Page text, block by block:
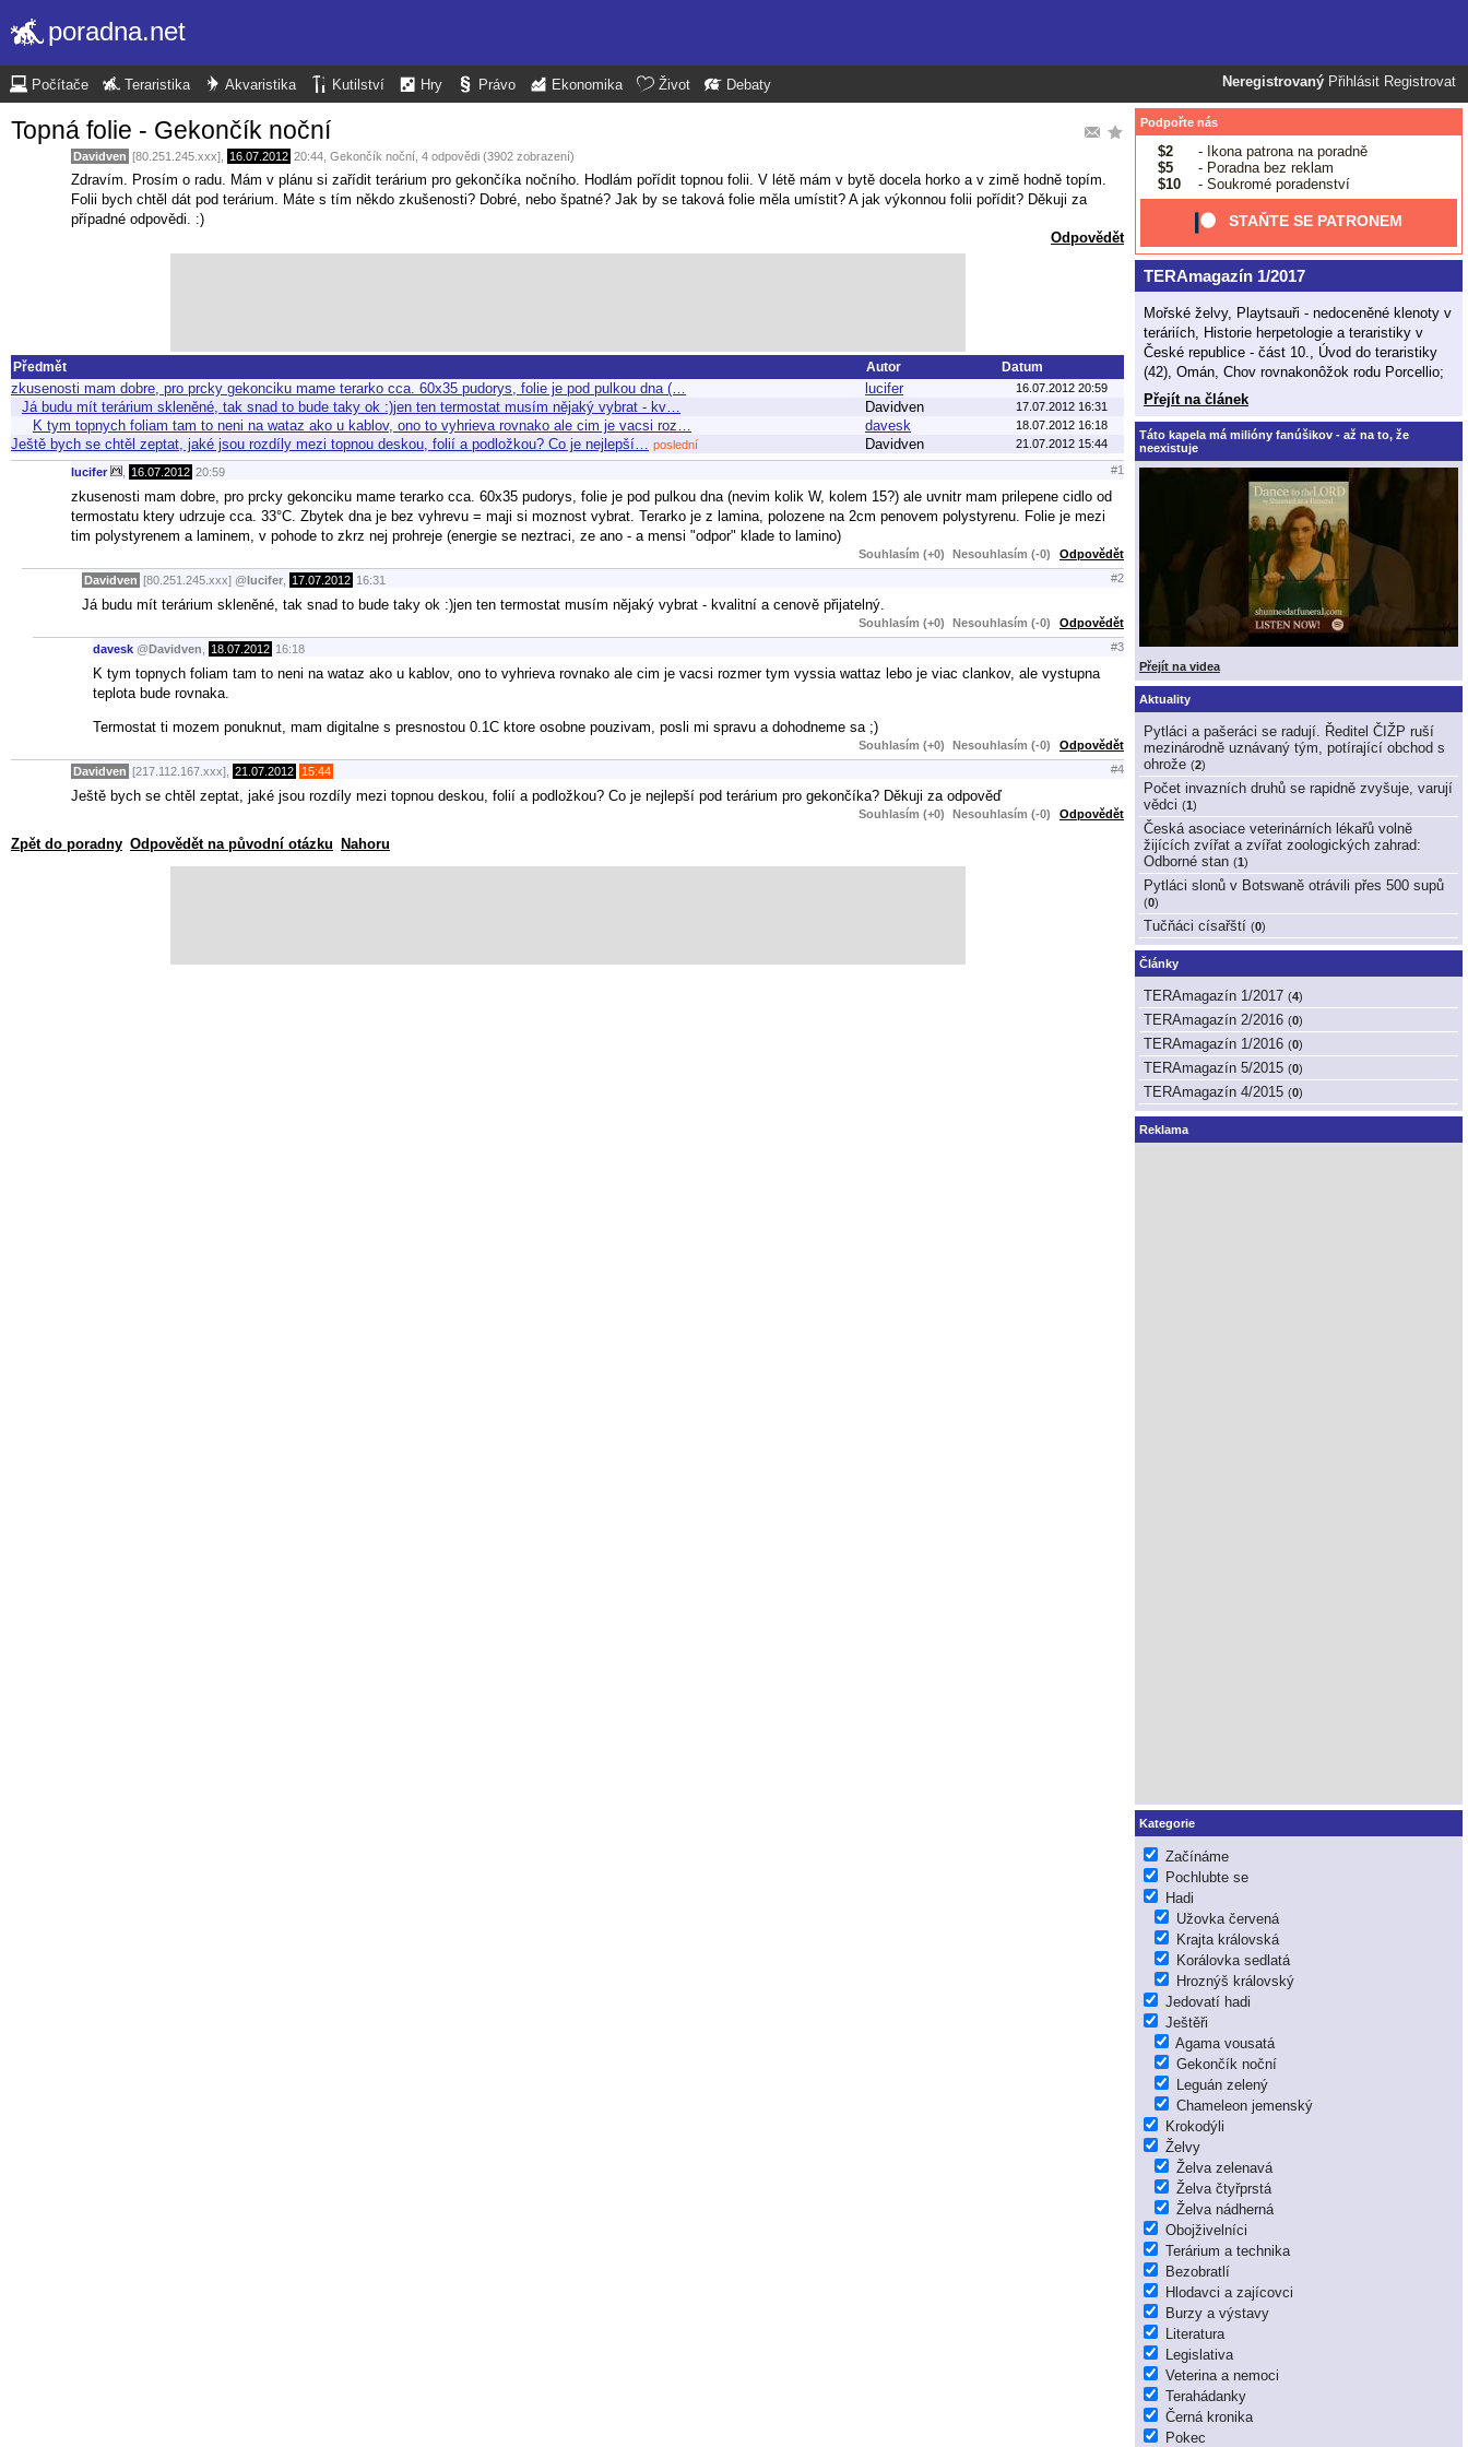
poradna.net
Neregistrovaný Přihlásit Registrovat
Počítače Teraristika Akvaristika Kutilství Hry Právo Ekonomika Život Debaty
Topná folie - Gekončík noční
Davidven [80.251.245.xxx], 16.07.2012 20:44 Gekončík noční , 4 odpovědi (3902 zobrazení)
Zdravím. Prosím o radu. Mám v plánu si zařídit terárium pro gekončíka nočního. Hodlám pořídit topnou folii. V létě mám v bytě docela horko a v zimě hodně topím.
Folii bych chtěl dát pod terárium. Máte s tím někdo zkušenosti? Dobré, nebo špatné? Jak by se taková folie měla umístit? A jak výkonnou folii pořídit? Děkuji za
případné odpovědi. :)
Odpovědět
Předmět Autor Datum
zkusenosti mam dobre, pro prcky gekonciku mame terarko cca. 60x35 pudorys, folie je pod pulkou dna (… lucifer 16.07.2012 20:59
Já budu mít terárium skleněné, tak snad to bude taky ok :)jen ten termostat musím nějaký vybrat - kv… Davidven 17.07.2012 16:31
K tym topnych foliam tam to neni na wataz ako u kablov, ono to vyhrieva rovnako ale cim je vacsi roz… davesk 18.07.2012 16:18
Ještě bych se chtěl zeptat, jaké jsou rozdíly mezi topnou deskou, folií a podložkou? Co je nejlepší… poslední Davidven 21.07.2012 15:44
lucifer 16.07.2012 20:59 #1
zkusenosti mam dobre, pro prcky gekonciku mame terarko cca. 60x35 pudorys, folie je pod pulkou dna (nevim kolik W, kolem 15?) ale uvnitr mam prilepene cidlo od
termostatu ktery udrzuje cca. 33°C. Zbytek dna je bez vyhrevu = maji si moznost vybrat. Terarko je z lamina, polozene na 2cm penovem polystyrenu. Folie je mezi
tim polystyrenem a laminem, v pohode to zkrz nej prohreje (energie se neztraci, ze ano - a mensi "odpor" klade to lamino)
Souhlasím (+0) Nesouhlasím (-0) Odpovědět
Davidven [80.251.245.xxx] @lucifer 17.07.2012 16:31 #2
Já budu mít terárium skleněné, tak snad to bude taky ok :)jen ten termostat musím nějaký vybrat - kvalitní a cenově přijatelný.
Souhlasím (+0) Nesouhlasím (-0) Odpovědět
davesk @Davidven 18.07.2012 16:18 #3
K tym topnych foliam tam to neni na wataz ako u kablov, ono to vyhrieva rovnako ale cim je vacsi rozmer tym vyssia wattaz lebo je viac clankov, ale vystupna
teplota bude rovnaka.
Termostat ti mozem ponuknut, mam digitalne s presnostou 0.1C ktore osobne pouzivam, posli mi spravu a dohodneme sa ;)
Souhlasím (+0) Nesouhlasím (-0) Odpovědět
Davidven [217.112.167.xxx], 21.07.2012 15:44 #4
Ještě bych se chtěl zeptat, jaké jsou rozdíly mezi topnou deskou, folií a podložkou? Co je nejlepší pod terárium pro gekončíka? Děkuji za odpověď
Souhlasím (+0) Nesouhlasím (-0) Odpovědět
Zpět do poradny Odpovědět na původní otázku Nahoru
Podpořte nás
$2
- Ikona patrona na poradně
$5
- Poradna bez reklam
$10
- Soukromé poradenství
STAŇTE SE PATRONEM
TERAmagazín 1/2017
Mořské želvy, Playtsauři - nedoceněné klenoty v
teráriích, Historie herpetologie a teraristiky v
České republice - část 10., Úvod do teraristiky
(42), Omán, Chov rovnakonôžok rodu Porcellio;
Přejít na článek
Táto kapela má milióny fanúšikov - až na to, že
neexistuje
Přejít na videa
Aktuality
Pytláci a pašeráci se radují. Ředitel ČIŽP ruší
mezinárodně uznávaný tým, potírající obchod s
ohrože (2)
Počet invazních druhů se rapidně zvyšuje, varují
vědci (1)
Česká asociace veterinárních lékařů volně
žijících zvířat a zvířat zoologických zahrad:
Odborné stan (1)
Pytláci slonů v Botswaně otrávili přes 500 supů
(0)
Tučňáci císařští (0)
Články
TERAmagazín 1/2017 (4)
TERAmagazín 2/2016 (0)
TERAmagazín 1/2016 (0)
TERAmagazín 5/2015 (0)
TERAmagazín 4/2015 (0)
Reklama
Kategorie
Začínáme
Pochlubte se
Hadi
Užovka červená
Krajta královská
Korálovka sedlatá
Hroznýš královský
Jedovatí hadi
Ještěři
Agama vousatá
Gekončík noční
Leguán zelený
Chameleon jemenský
Krokodýli
Želvy
Želva zelenavá
Želva čtyřprstá
Želva nádherná
Obojživelníci
Terárium a technika
Bezobratlí
Hlodavci a zajícovci
Burzy a výstavy
Literatura
Legislativa
Veterina a nemoci
Terahádanky
Černá kronika
Pokec